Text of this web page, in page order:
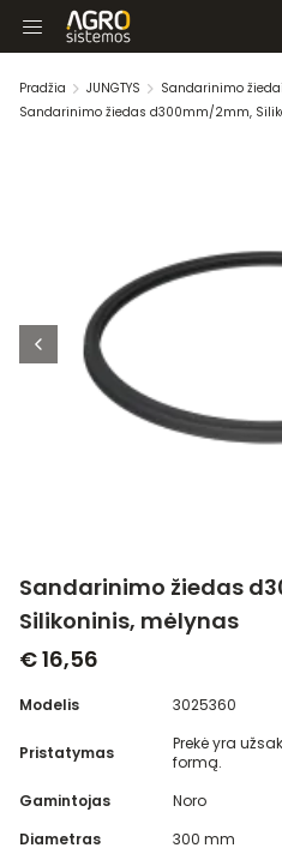
Pradžia JUNGTYS
Sandarinimo žiedai
Sandarinimo žiedas d300mm/2mm,
Sandarinimo žiedas
Silikoninis, mėlynas
€ 16,56
Modelis 3025360
Pristatymas
Prekė yra
formą.
Gamintojas
Noro
Diametras
300 mm